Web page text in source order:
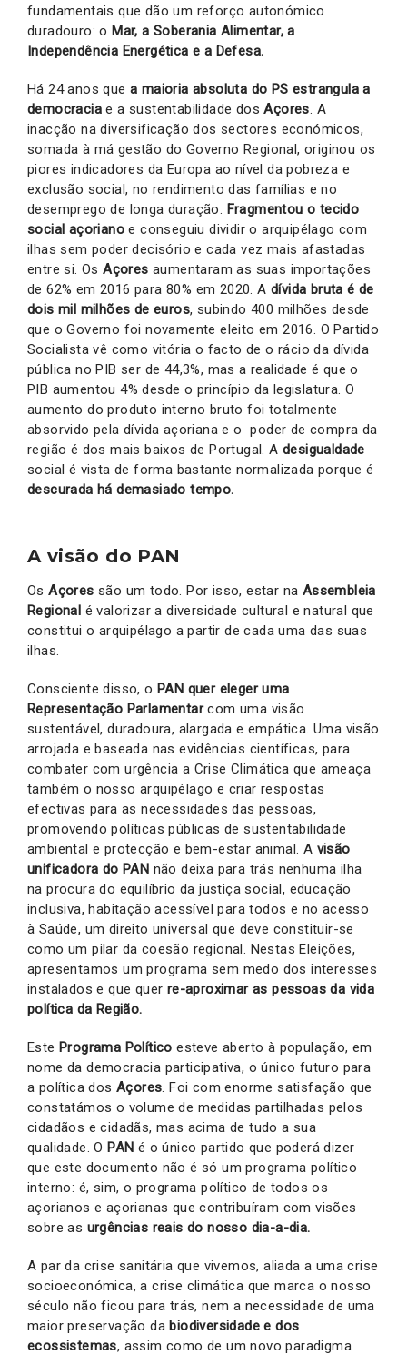
fundamentais que dão um reforço autonómico
duradouro: o Mar, a Soberania Alimentar, a
Independência Energética e a Defesa.
Há 24 anos que a maioria absoluta do PS estrangula a
democraciae a sustentabilidade dosAçores. A
inacção na diversificação dos sectores económicos,
somada à má gestão do Governo Regional, originou os
piores indicadores da Europa ao nível da pobreza e
exclusão social, no rendimento das famílias e no
desemprego de longa duração. Fragmentou o tecido
social açoriano e conseguiu dividir o arquipélago com
ilhas sem poder decisório e cada vez mais afastadas
entre si. OsAçores aumentaram as suas importações
de 62% em 2016 para 80% em 2020. A dívida bruta é de
dois mil milhões de euros, subindo 400 milhões desde
que o Governo foi novamente eleito em 2016. O Partido
Socialista vê como vitória o facto de o rácio da dívida
pública no PIB ser de 44,3%, mas a realidade é que o
PIB aumentou 4% desde o princípio da legislatura. O
aumento do produto interno bruto foi totalmente
absorvido pela dívida açoriana e o poder de compra da
região é dos mais baixos de Portugal. A desigualdade
social é vista de forma bastante normalizada porque é
descurada há demasiado tempo.
A visão do PAN
OsAçores são um todo. Por isso, estar na Assembleia
Regional é valorizar a diversidade cultural e natural que
constitui o arquipélago a partir de cada uma das suas
ilhas.
Consciente disso, o PAN quer eleger uma
Representação Parlamentarcom uma visão
sustentável, duradoura, alargada e empática. Uma visão
arrojada e baseada nas evidências científicas, para
combater com urgência a Crise Climática que ameaça
também o nosso arquipélago e criar respostas
efectivas para as necessidades das pessoas,
promovendo políticas públicas de sustentabilidade
ambiental e protecção e bem-estar animal. A visão
unificadora do PAN não deixa para trás nenhuma ilha
na procura do equilíbrio da justiça social, educação
inclusiva, habitação acessível para todos e no acesso
à Saúde, um direito universal que deve constituir-se
como um pilar da coesão regional. Nestas Eleições,
apresentamos um programa sem medo dos interesses
instalados e que quer re-aproximar as pessoas da vida
política da Região.
Este Programa Político esteve aberto à população, em
nome da democracia participativa, o único futuro para
a política dosAçores. Foi com enorme satisfação que
constatámos o volume de medidas partilhadas pelos
cidadãos e cidadãs, mas acima de tudo a sua
qualidade. O PAN é o único partido que poderá dizer
que este documento não é só um programa político
interno: é, sim, o programa político de todos os
açorianos e açorianas que contribuíram com visões
sobre as urgências reais do nosso dia-a-dia.
A par da crise sanitária que vivemos, aliada a uma crise
socioeconómica, a crise climática que marca o nosso
século não ficou para trás, nem a necessidade de uma
maior preservação da biodiversidade e dos
ecossistemas, assim como de um novo paradigma